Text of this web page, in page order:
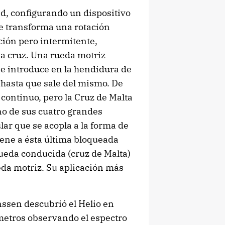
configurando un dispositivo
transforma una rotación
pero intermitente,
cruz. Una rueda motriz
introduce en la hendidura de
que sale del mismo. De
pero la Cruz de Malta
de sus cuatro grandes
que se acopla a la forma de
a ésta última bloqueada
conducida (cruz de Malta)
motriz. Su aplicación más
descubrió el Helio en
observando el espectro